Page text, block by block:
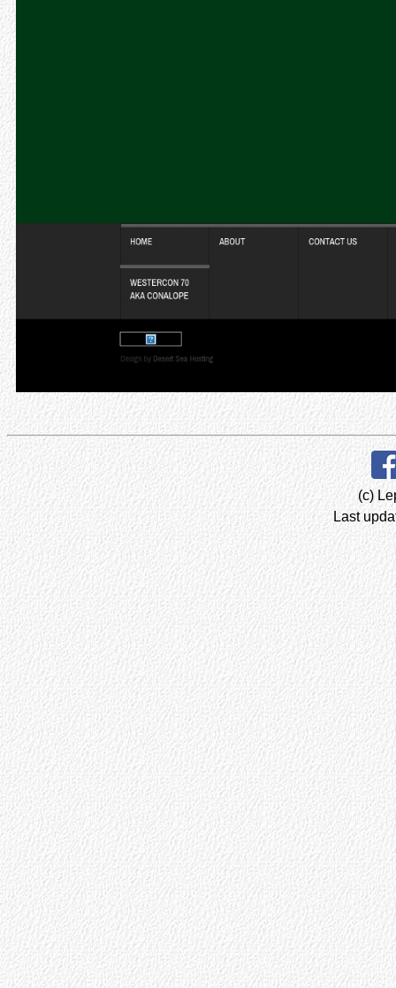
(c)
Last